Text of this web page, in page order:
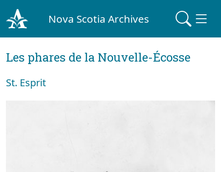
Nova Scotia Archives
Les phares de la Nouvelle-Écosse
St. Esprit